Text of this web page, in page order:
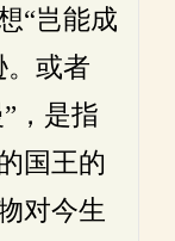
“岂能成
。或者
，是指
国王的
对今生